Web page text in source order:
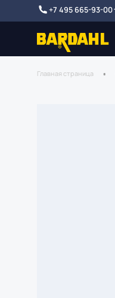
+7 495 665-93-00
Главная страница